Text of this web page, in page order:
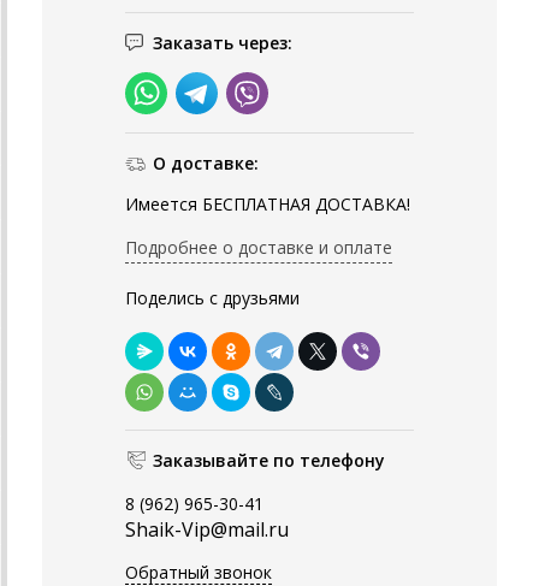
Заказать через:
О доставке:
Имеется БЕСПЛАТНАЯ ДОСТАВКА!
Подробнее о доставке и оплате
Поделись с друзьями
Заказывайте по телефону
8 (962) 965-30-41
Shaik-Vip@mail.ru
Обратный звонок